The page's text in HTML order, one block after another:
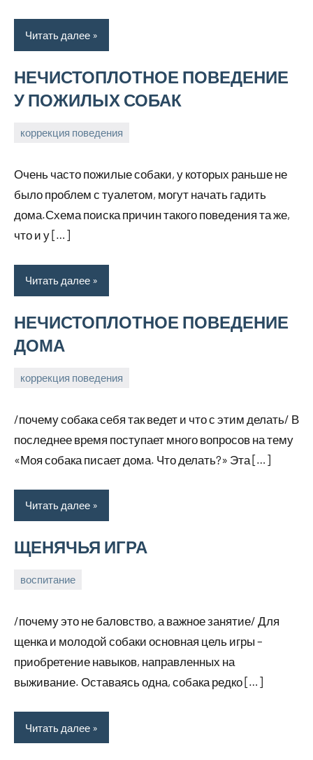
Читать далее
НЕЧИСТОПЛОТНОЕ ПОВЕДЕНИЕ
У ПОЖИЛЫХ СОБАК
коррекция поведения
2026
Анна
Очень часто пожилые собаки, у которых раньше не
было проблем с туалетом, могут начать гадить
дома.Схема поиска причин такого поведения та же,
что и у […]
Читать далее
НЕЧИСТОПЛОТНОЕ ПОВЕДЕНИЕ
ДОМА
коррекция поведения
2026
Анна
/почему собака себя так ведет и что с этим делать/ В
последнее время поступает много вопросов на тему
«Моя собака писает дома. Что делать?» Эта […]
Читать далее
ЩЕНЯЧЬЯ ИГРА
воспитание
2026
/почему это не баловство, а важное занятие/ Для
щенка и молодой собаки основная цель игры –
приобретение навыков, направленных на
выживание. Оставаясь одна, собака редко […]
Читать далее